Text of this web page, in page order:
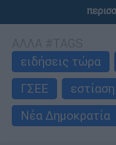
ειδήσεις τώρα
ΓΣΕΕ
εστίαση
Νέα Δημοκρατία